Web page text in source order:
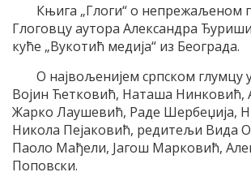
Књига „Глоги“ о непрежаљеном
Глоговцу аутора Александра
куће „Вукотић медија“ из Београда.
О највољенијем српском глумцу
Војин Ћетковић, Наташа Нинковић,
Жарко Лаушевић, Раде Шербеџија,
Никола Пејаковић, редитељи Вида
Паоло Мађели, Јагош Марковић,
Поповски.